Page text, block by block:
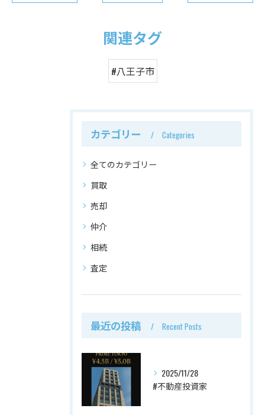
関連タグ
#八王子市
カテゴリー Categories
全てのカテゴリー
買取
売却
仲介
相続
査定
最近の投稿 Recent Posts
2025/11/28
#不動産投資家